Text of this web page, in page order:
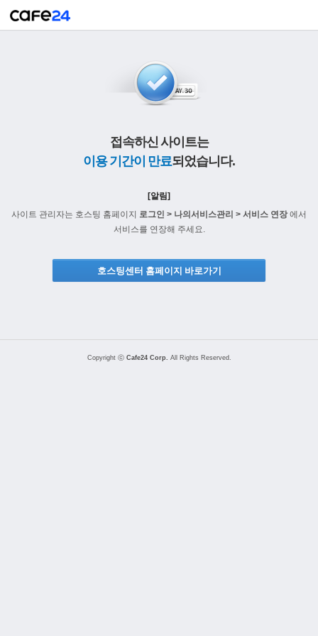
접속하신 사이트는
이용 기간이 만료되었습니다.
[알림]
사이트 관리자는 호스팅 홈페이지 로그인 > 나의서비스관리 > 서비스 연장에서
서비스를 연장해 주세요.
호스팅센터 홈페이지 바로가기
Copyright ⓒ Cafe24 Corp. All Rights Reserved.